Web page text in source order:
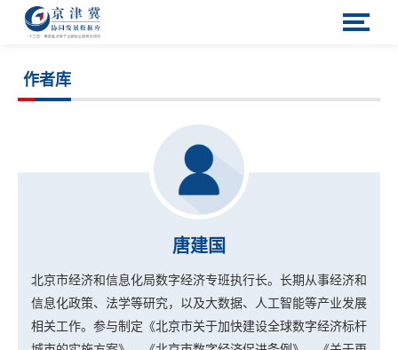
作者库
唐建国
北京市经济和信息化局数字经济专班执行长。长期从事经济和
信息化政策、法学等研究，以及大数据、人工智能等产业发展
相关工作。参与制定《北京市关于加快建设全球数字经济标杆